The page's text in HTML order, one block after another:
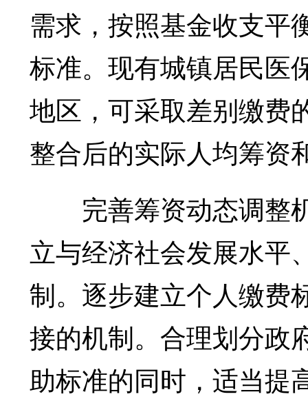
需求，按照基金收支平
标准。现有城镇居民医
地区，可采取差别缴
整合后的实际人均筹资
完善筹资动态调整
立与经济社会发展水平
制。逐步建立个人缴费
接的机制。合理划分政
助标准的同时，适当提